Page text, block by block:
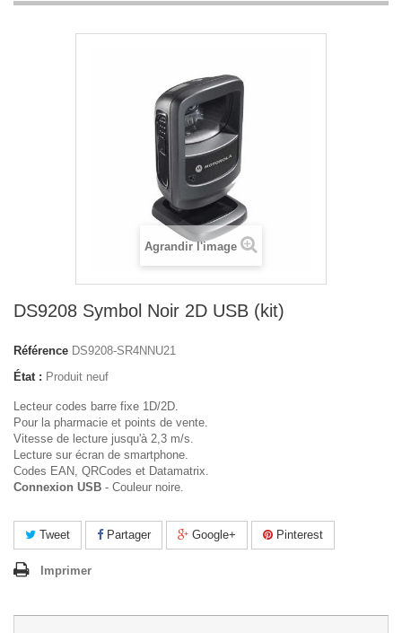
Agrandir l'image
DS9208 Symbol Noir 2D USB (kit)
Référence DS9208-SR4NNU21
État : Produit neuf
Lecteur codes barre fixe 1D/2D.
Pour la pharmacie et points de vente.
Vitesse de lecture jusqu'à 2,3 m/s.
Lecture sur écran de smartphone.
Codes EAN, QRCodes et Datamatrix.
Connexion USB - Couleur noire.
Tweet Partager Google+ Pinterest
Imprimer